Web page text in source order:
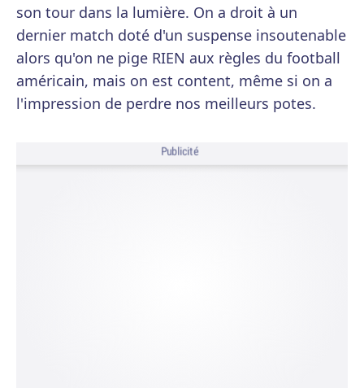
son tour dans la lumière. On a droit à un
dernier match doté d'un suspense insoutenable
alors qu'on ne pige RIEN aux règles du football
américain, mais on est content, même si on a
l'impression de perdre nos meilleurs potes.
Publicité